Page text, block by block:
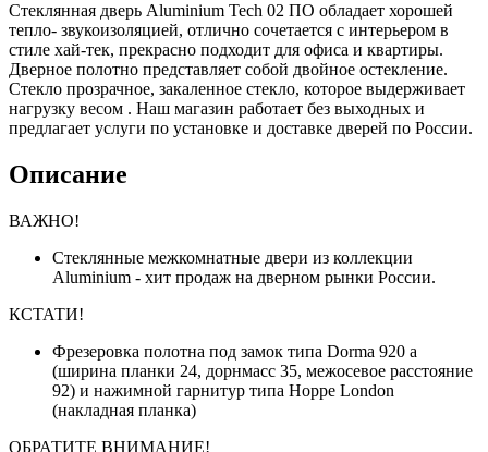
Стеклянная дверь Aluminium Tech 02 ПО обладает хорошей
тепло- звукоизоляцией, отлично сочетается с интерьером в
стиле хай-тек, прекрасно подходит для офиса и квартиры.
Дверное полотно представляет собой двойное остекление.
Стекло прозрачное, закаленное стекло, которое выдерживает
нагрузку весом . Наш магазин работает без выходных и
предлагает услуги по установке и доставке дверей по России.
Описание
ВАЖНО!
Стеклянные межкомнатные двери из коллекции
Aluminium - хит продаж на дверном рынки России.
КСТАТИ!
Фрезеровка полотна под замок типа Dorma 920 a
(ширина планки 24, дорнмасс 35, межосевое расстояние
92) и нажимной гарнитур типа Hoppe London
(накладная планка)
ОБРАТИТЕ ВНИМАНИЕ!